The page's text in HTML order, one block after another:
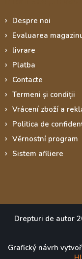
Despre noi
Evaluarea
livrare
Platba
Contacte
Termeni și condiții
Vrácení zboží a
Politica de
Věrnostní program
Sistem afiliere
Drepturi de autor
Grafický návrh